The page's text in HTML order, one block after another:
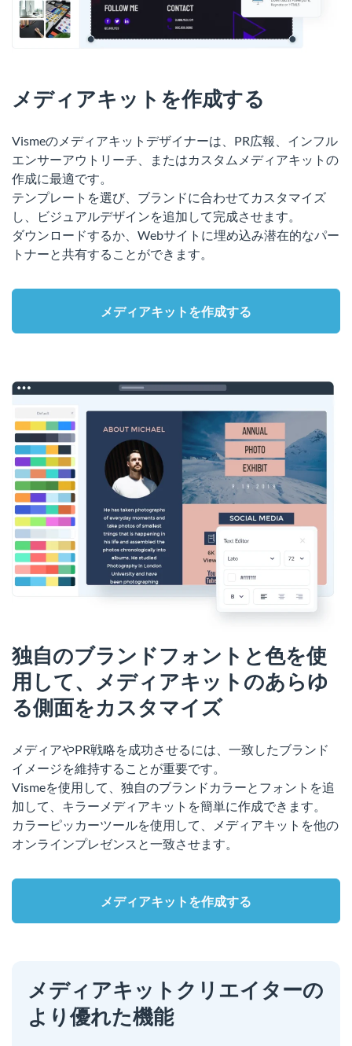
メディアキットを作成する
Vismeのメディアキットデザイナーは、PR広報、インフル
エンサーアウトリーチ、またはカスタムメディアキットの
作成に最適です。
テンプレートを選び、ブランドに合わせてカスタマイズ
し、ビジュアルデザインを追加して完成させます。
ダウンロードするか、Webサイトに埋め込み潜在的なパー
トナーと共有することができます。
メディアキットを作成する
独自のブランドフォントと色を使
用して、メディアキットのあらゆ
る側面をカスタマイズ
メディアやPR戦略を成功させるには、一致したブランド
イメージを維持することが重要です。
Vismeを使用して、独自のブランドカラーとフォントを追
加して、キラーメディアキットを簡単に作成できます。
カラーピッカーツールを使用して、メディアキットを他の
オンラインプレゼンスと一致させます。
メディアキットを作成する
メディアキットクリエイターの
より優れた機能